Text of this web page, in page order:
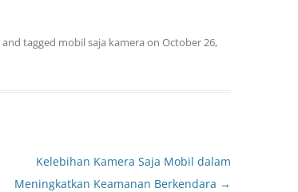
and tagged mobil saja kamera on October 26,
Kelebihan Kamera Saja Mobil dalam
Meningkatkan Keamanan Berkendara →